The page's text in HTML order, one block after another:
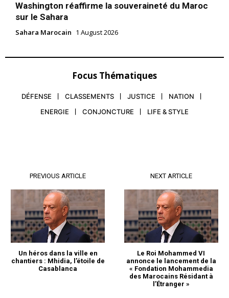
Washington réaffirme la souveraineté du Maroc
sur le Sahara
Sahara Marocain 1 August 2026
Focus Thématiques
DÉFENSE CLASSEMENTS JUSTICE
NATION
ENERGIE
CONJONCTURE LIFE & STYLE
PREVIOUS ARTICLE
Un héros dans la ville en
chantiers : Mhidia, l’étoile de
Casablanca
NEXT ARTICLE
Le Roi Mohammed VI
annonce le lancement de la
« Fondation Mohammedia
des Marocains Résidant à
l’Étranger »